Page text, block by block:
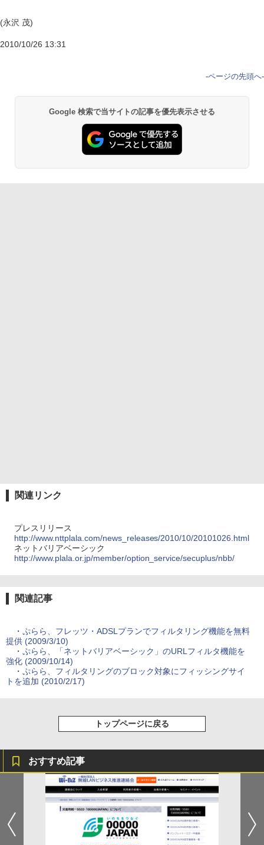
(永沢 茂)
2010/10/26 13:31
-ページの先頭へ-
Google 検索で当サイトの記事を優先表示させる
関連リンク
プレスリリース
http://www.nttplala.com/news_releases/2010/10/20101026.html
ネットバリアベーシック
http://www.plala.or.jp/member/option_service/secuplus/nbb/
関連記事
・ ぷらら、フレッツ・ADSLプランでフィルタリング機能を無料
提供 (2009/3/10)
・ ぷらら、「ネットバリアベーシック」のURLフィルタ機能を
強化 (2009/10/14)
・ ぷらら、フィルタリングのブロック対象にフィッシングサイ
トを追加 (2010/2/17)
トップページに戻る
おすすめ記事